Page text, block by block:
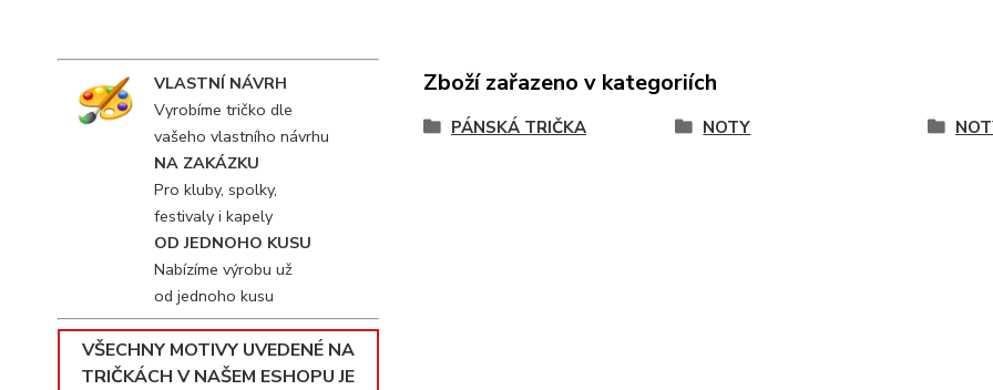
VLASTNÍ NÁVRH
Vyrobíme tričko dle
vašeho vlastního návrhu
NA ZAKÁZKU
Pro kluby, spolky,
festivaly i kapely
OD JEDNOHO KUSU
Nabízíme výrobu už
od jednoho kusu
VŠECHNY MOTIVY UVEDENÉ NA
TRIČKÁCH V NAŠEM ESHOPU JE
Zboží zařazeno v kategoriích
PÁNSKÁ TRIČKA NOTY